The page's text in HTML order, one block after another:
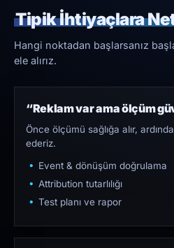
Tipik İhtiyaçlara
Hangi noktadan başlarsanız
ele alırız.
“Reklam var ama ölçüm
Önce ölçümü sağlığa alır,
ederiz.
Event & dönüşüm doğrulama
Attribution tutarlılığı
Test planı ve rapor